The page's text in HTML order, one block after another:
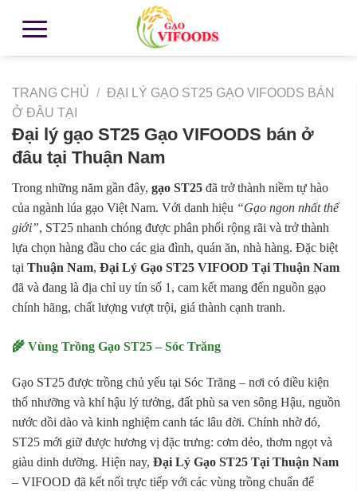
TRANG CHỦ / ĐẠI LÝ GẠO ST25 GẠO VIFOODS BÁN
Ở ĐÂU TẠI
Đại lý gạo ST25 Gạo VIFOODS bán ở
đâu tại Thuận Nam
Trong những năm gần đây, gạo ST25 đã trở thành niềm tự hào
của ngành lúa gạo Việt Nam. Với danh hiệu “Gạo ngon nhất thế
giới”, ST25 nhanh chóng được phân phối rộng rãi và trở thành
lựa chọn hàng đầu cho các gia đình, quán ăn, nhà hàng. Đặc biệt
tại Thuận Nam, Đại Lý Gạo ST25 VIFOOD Tại Thuận Nam
đã và đang là địa chỉ uy tín số 1, cam kết mang đến nguồn gạo
chính hãng, chất lượng vượt trội, giá thành cạnh tranh.
🌾 Vùng Trồng Gạo ST25 – Sóc Trăng
Gạo ST25 được trồng chủ yếu tại Sóc Trăng – nơi có điều kiện
thổ nhưỡng và khí hậu lý tưởng, đất phù sa ven sông Hậu, nguồn
nước dồi dào và kinh nghiệm canh tác lâu đời. Chính nhờ đó,
ST25 mới giữ được hương vị đặc trưng: cơm dẻo, thơm ngọt và
giàu dinh dưỡng. Hiện nay, Đại Lý Gạo ST25 Tại Thuận Nam
– VIFOOD đã kết nối trực tiếp với các vùng trồng chuẩn để